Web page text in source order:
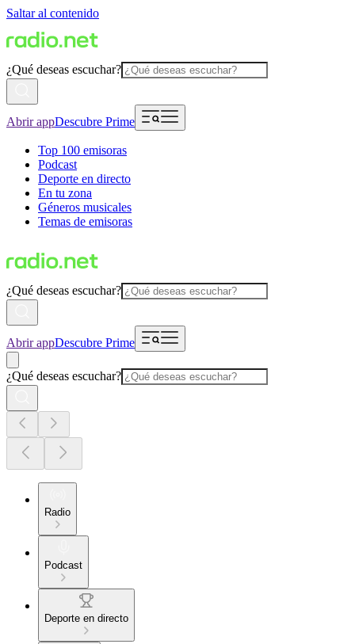
Saltar al contenido
¿Qué deseas escuchar?
Abrir appDescubre Prime
Top 100 emisoras
Podcast
Deporte en directo
En tu zona
Géneros musicales
Temas de emisoras
¿Qué deseas escuchar?
Abrir appDescubre Prime
¿Qué deseas escuchar?
Radio
Podcast
Deporte en directo